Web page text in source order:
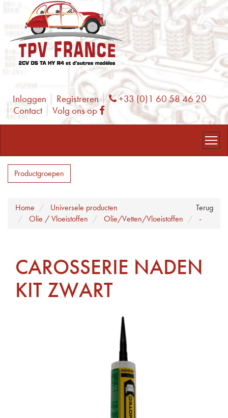
Inloggen Registreren Phone
+33 (0)1 60 58 46 20
Contact
Volg ons op Facebook
Productgroepen
Terug
Home
Universele producten
Olie / Vloeistoffen
Olie/Vetten/Vloeistoffen -
CAROSSERIE NADEN
KIT ZWART